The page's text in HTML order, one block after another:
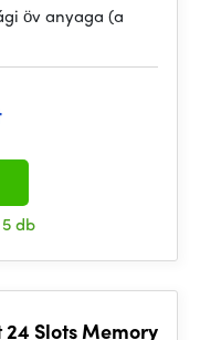
öv anyaga (a
db
24 Slots Memory